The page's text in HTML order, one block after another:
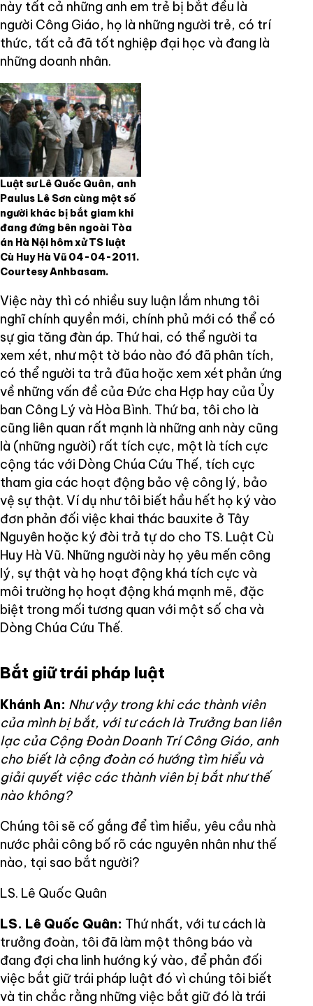
này tất cả những anh em trẻ bị bắt đều là
người Công Giáo, họ là những người trẻ, có trí
thức, tất cả đã tốt nghiệp đại học và đang là
những doanh nhân.
Luật sư Lê Quốc Quân, anh
Paulus Lê Sơn cùng một số
người khác bị bắt giam khi
đang đứng bên ngoài Tòa
án Hà Nội hôm xử TS luật
Cù Huy Hà Vũ 04-04-2011.
Courtesy Anhbasam.
Việc này thì có nhiều suy luận lắm nhưng tôi
nghĩ chính quyền mới, chính phủ mới có thể có
sự gia tăng đàn áp. Thứ hai, có thể người ta
xem xét, như một tờ báo nào đó đã phân tích,
có thể người ta trả đũa hoặc xem xét phản ứng
về những vấn đề của Đức cha Hợp hay của Ủy
ban Công Lý và Hòa Bình. Thứ ba, tôi cho là
cũng liên quan rất mạnh là những anh này cũng
là (những người) rất tích cực, một là tích cực
cộng tác với Dòng Chúa Cứu Thế, tích cực
tham gia các hoạt động bảo vệ công lý, bảo
vệ sự thật. Ví dụ như tôi biết hầu hết họ ký vào
đơn phản đối việc khai thác bauxite ở Tây
Nguyên hoặc ký đòi trả tự do cho TS. Luật Cù
Huy Hà Vũ. Những người này họ yêu mến công
lý, sự thật và họ hoạt động khá tích cực và
môi trường họ hoạt động khá mạnh mẽ, đặc
biệt trong mối tương quan với một số cha và
Dòng Chúa Cứu Thế.
Bắt giữ trái pháp luật
Khánh An: Như vậy trong khi các thành viên
của mình bị bắt, với tư cách là Trưởng ban liên
lạc của Cộng Đoàn Doanh Trí Công Giáo, anh
cho biết là cộng đoàn có hướng tìm hiểu và
giải quyết việc các thành viên bị bắt như thế
nào không?
Chúng tôi sẽ cố gắng để tìm hiểu, yêu cầu nhà
nước phải công bố rõ các nguyên nhân như thế
nào, tại sao bắt người?
LS. Lê Quốc Quân
LS. Lê Quốc Quân: Thứ nhất, với tư cách là
trưởng đoàn, tôi đã làm một thông báo và
đang đợi cha linh hướng ký vào, để phản đối
việc bắt giữ trái pháp luật đó vì chúng tôi biết
và tin chắc rằng những việc bắt giữ đó là trái